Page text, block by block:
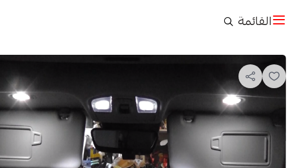
القائمة